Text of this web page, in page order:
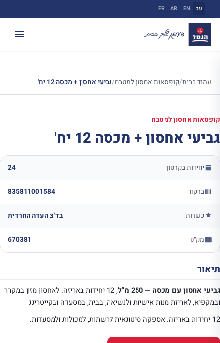
לתוכן
עב EN
AR
FR
עמוד הבית/קופסאות אחסון למטבח/גביעי אחסון + מכסה 12 יח'
קופסאות אחסון למטבח
גביעי אחסון + מכסה 12 יח'
יחידות בקרטון 24
ברקוד 835811001584
כשרות בד"צ העדה החרדית
מק״ט 670381
תיאור
גביעי אחסון עם מכסה — 250 מ"ל
, 12 יחידות באריזה. לאחסון מזון במקרר
ובמקפיא, לאריזת מנות אישיות ולנשיאה, בבית, במסעדה ובקייטרינג.
12 יחידות באריזה. אספקה סיטונאית לרשתות, למכולות ולמסעדות.